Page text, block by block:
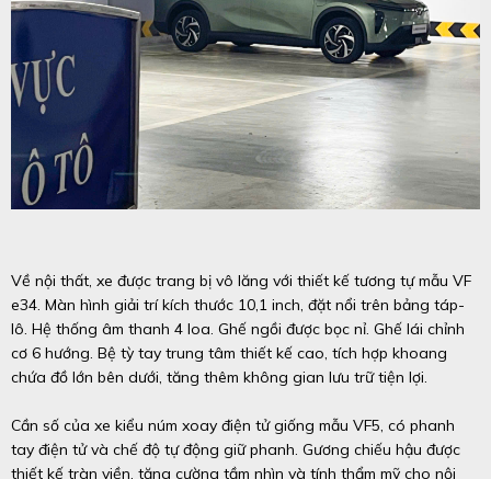
Về nội thất, xe được trang bị vô lăng với thiết kế tương tự mẫu VF
e34. Màn hình giải trí kích thước 10,1 inch, đặt nổi trên bảng táp-
lô. Hệ thống âm thanh 4 loa. Ghế ngồi được bọc nỉ. Ghế lái chỉnh
cơ 6 hướng. Bệ tỳ tay trung tâm thiết kế cao, tích hợp khoang
chứa đồ lớn bên dưới, tăng thêm không gian lưu trữ tiện lợi.
Cần số của xe kiểu núm xoay điện tử giống mẫu VF5, có phanh
tay điện tử và chế độ tự động giữ phanh. Gương chiếu hậu được
thiết kế tràn viền, tăng cường tầm nhìn và tính thẩm mỹ cho nội